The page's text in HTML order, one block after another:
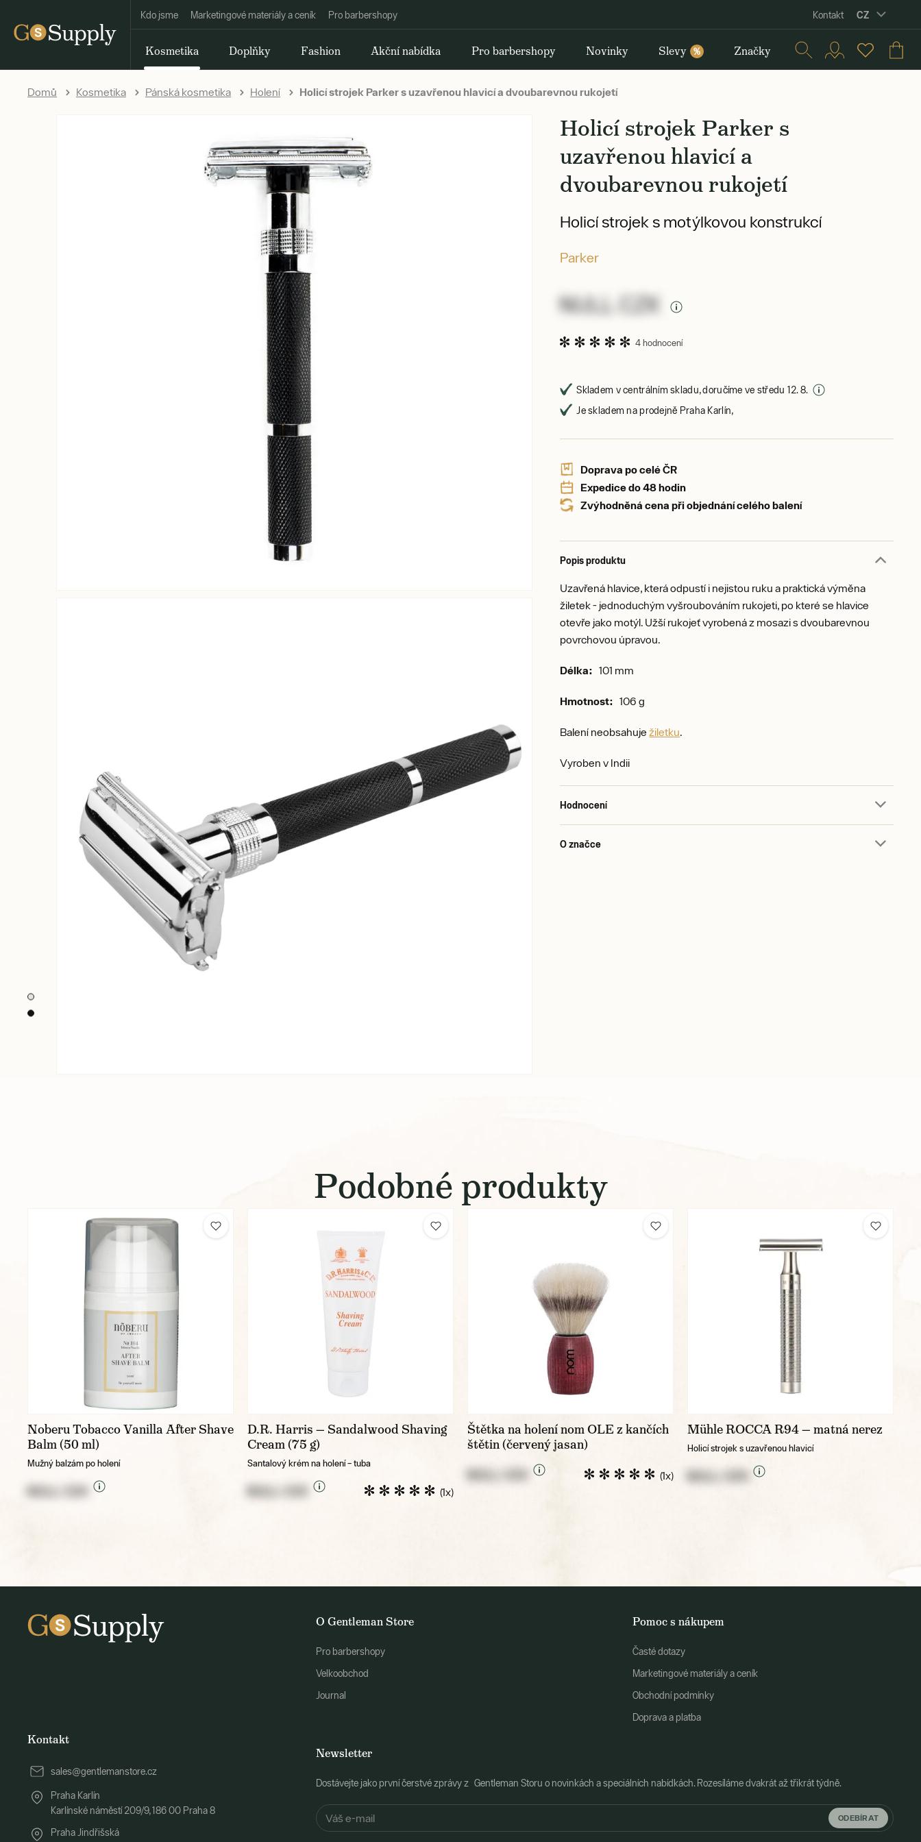
Kdo jsme Marketingové materiály a ceník Pro barbershopy Kontakt CZ
Kosmetika Doplňky Fashion Akční nabídka Pro barbershopy Novinky Slevy % Značky
Domů Kosmetika Pánská kosmetika Holení Holicí strojek Parker s uzavřenou hlavicí a dvoubarevnou rukojetí
Holicí strojek Parker s
uzavřenou hlavicí a
dvoubarevnou rukojetí
Holicí strojek s motýlkovou konstrukcí
Parker
NULL CZK
4 hodnocení
Skladem v centrálním skladu, doručíme ve středu 12. 8.
Je skladem na prodejně Praha Karlín,
Doprava po celé ČR
Expedice do 48 hodin
Zvýhodněná cena při objednání celého balení
Popis produktu
Uzavřená hlavice, která odpustí i nejistou ruku a praktická výměna
žiletek - jednoduchým vyšroubováním rukojeti, po které se hlavice
otevře jako motýl. Užší rukojeť vyrobená z mosazi s dvoubarevnou
povrchovou úpravou.
Délka: 101 mm
Hmotnost: 106 g
Balení neobsahuježiletku
Vyroben v Indii
Hodnocení
O značce
Podobné produkty
Noberu Tobacco Vanilla After Shave
Balm (50 ml)
Mužný balzám po holení
NULL CZK
D.R. Harris — Sandalwood Shaving
Cream (75 g)
Santalový krém na holení – tuba
NULL CZK (1x)
Štětka na holení nom OLE z kančích
štětin (červený jasan)
NULL CZK (1x)
Mühle ROCCA R94 — matná nerez
Holicí strojek s uzavřenou hlavicí
NULL CZK
O Gentleman Store
Pro barbershopy
Velkoobchod
Journal
Pomoc s nákupem
Časté dotazy
Marketingové materiály a ceník
Obchodní podmínky
Doprava a platba
Newsletter
Dostávejte jako první čerstvé zprávy z Gentleman Storu o novinkách a speciálních nabídkách. Rozesíláme dvakrát až třikrát týdně.
ODEBÍRAT
Kontakt
sales@gentlemanstore.cz
Praha Karlín
Karlínské náměstí 209/9, 186 00 Praha 8
Praha Jindřišská